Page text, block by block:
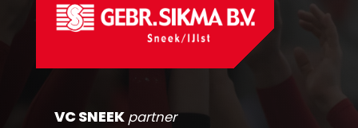
VC SNEEK partner